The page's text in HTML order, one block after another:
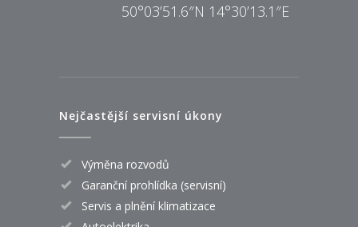
50°03’51.6″N 14°30’13.1″E
Nejčastější servisní úkony
Výměna rozvodů
Garanční prohlídka (servisní)
Servis a plnění klimatizace